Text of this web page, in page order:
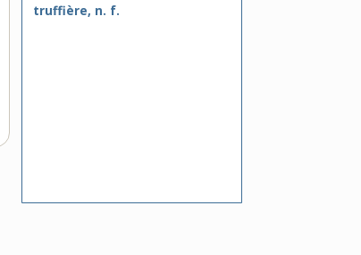
truffière, n. f.